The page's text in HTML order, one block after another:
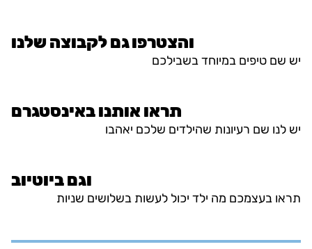
והצטרפו גם לקבוצה שלנו
יש שם טיפים במיוחד בשבילכם
תראו אותנו באינסטגרם
יש לנו שם רעיונות שהילדים שלכם יאהבו
וגם ביוטיוב
תראו בעצמכם מה ילד יכול לעשות בשלושים שניות